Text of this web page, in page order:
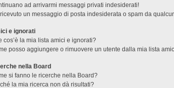
ad arrivarmi messaggi privati indesiderati!
un messaggio di posta indesiderata o spam da
e ignorati
cos’è la mia lista amici e ignorati?
posso aggiungere o rimuovere un utente dalla mia lista
nella Board
si fanno le ricerche nella Board?
la mia ricerca non dà risultati?